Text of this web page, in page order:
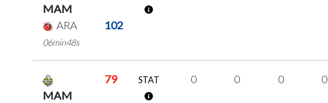
MAM
ARA 102
06min48s
MAM
79 STAT 0 0 0 0